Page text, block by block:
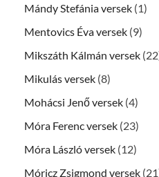
Mándy Stefánia versek (1)
Mentovics Éva versek (9)
Mikszáth Kálmán versek
Mikulás versek (8)
Mohácsi Jenő versek (4)
Móra Ferenc versek (23)
Móra László versek (12)
Móricz Zsigmond versek